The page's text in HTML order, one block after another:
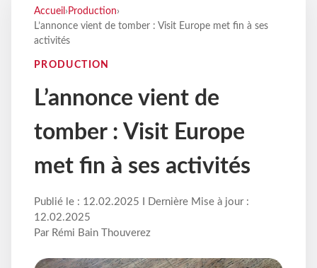
Accueil › Production›
L’annonce vient de tomber : Visit Europe met fin à ses
activités
PRODUCTION
L’annonce vient de
tomber : Visit Europe
met fin à ses activités
Publié le : 12.02.2025 I Dernière Mise à jour :
12.02.2025
Par Rémi Bain Thouverez